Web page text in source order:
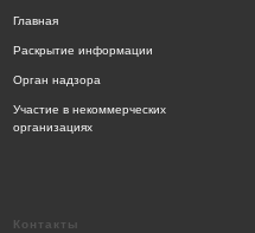
Главная
Раскрытие информации
Орган надзора
Участие в некоммерческих
организациях
Контакты